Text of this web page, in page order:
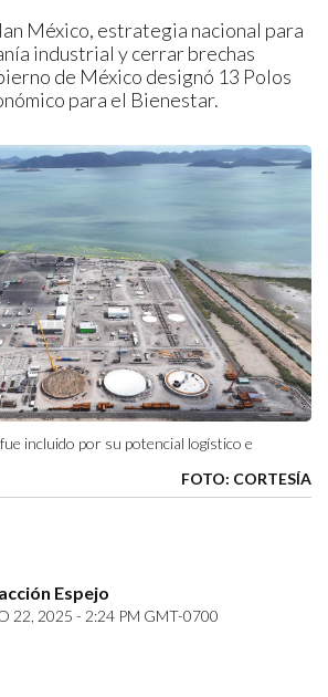
México, estrategia nacional para
industrial y cerrar brechas
de México designó 13 Polos
para el Bienestar.
incluido por su potencial logístico e
FOTO: CORTESÍA
Espejo
22, 2025 - 2:24 PM GMT-0700